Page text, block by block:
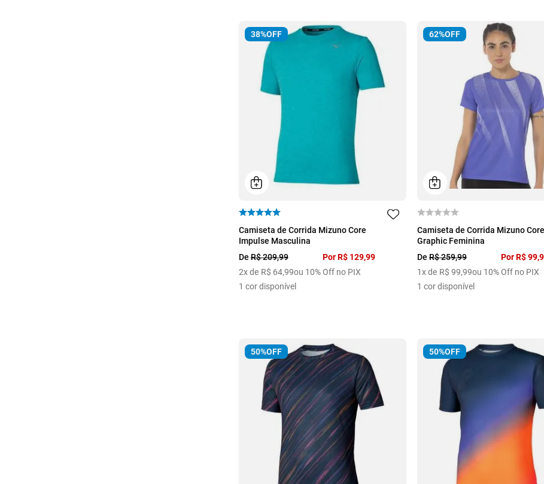
38%OFF
P
Camiseta de Corrida Mizuno Core
Impulse Masculina
DeR$209,99 PorR$ 129,99
2x de R$ 64,99ou 10% Off no PIX
1 cor disponível
62%OFF
P
Camiseta de Corrida Mizuno Core
Graphic Feminina
De R$259,99 PorR$99,
1x de R$ 99,99ou 10% Off no PIX
1 cor disponível
50%OFF 50%OFF